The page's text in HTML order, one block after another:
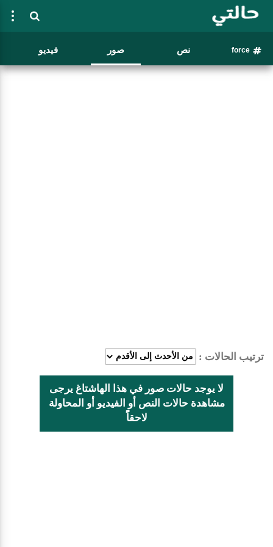
force نص صور فيديو
ترتيب الحالات :
لا يوجد حالات صور في هذا الهاشتاغ يرجى
مشاهدة حالات النص أو الفيديو أو المحاولة
لاحقاًً